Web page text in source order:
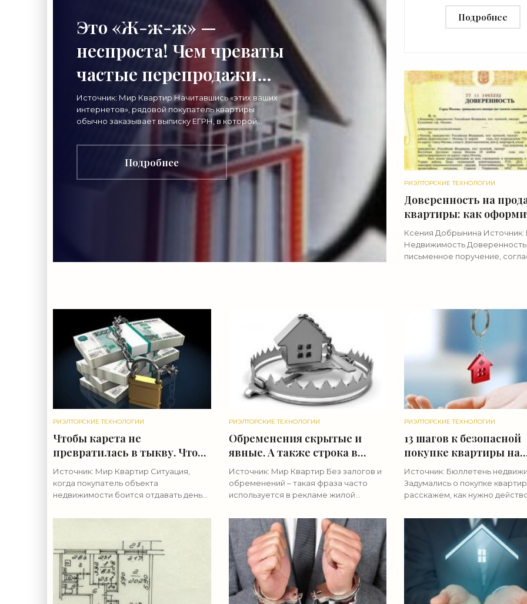
Это «Ж-ж-ж» —
неспроста! Чем чреваты
частые перепродажи
приобретаемой
квартиры -
«Риэлторские
технологии»
Источник: Мир Квартир Начитавшись «этих ваших
интернетов», рядовой покупатель квартиры
обычно заказывает выписку ЕГРН, в которой
указана вся основная информация, – собственник,
Подробнее
покупке квартиры
«Риэлторские
Подробнее
РИЭЛТОРСКИЕ ТЕХНОЛОГИИ
Доверенность на
квартиры: как
какую - «Риэлторские
технологии»
Ксения Добрынина Источник:
Недвижимость
письменное поручение,
РИЭЛТОРСКИЕ ТЕХНОЛОГИИ
Чтобы карета не
превратилась в тыкву. Что
такое аккредитив и как он
помогает обезопасить
передачу денег при сделке -
Источник: Мир Квартир Ситуация,
когда покупатель объекта
недвижимости боится отдавать деньги
хочет подписывать документы, пока не
РИЭЛТОРСКИЕ ТЕХНОЛОГИИ
Обременения скрытые и
явные. А также строка в
договоре, которая позволяет
покупателю не платить -
«Риэлторские технологии»
Источник: Мир Квартир Без залогов и
обременений – такая фраза часто
используется в рекламе жилой
И квартира действительно может
казаться абсолютно «чистой», судя
РИЭЛТОРСКИЕ ТЕХНОЛОГИИ
13 шагов к безопасной
покупке квартиры на
вторичном рынке -
«Риэлторские
Источник: Бюллетень
Задумались о покупке
расскажем, как нужно
недвижимость
помощью риэлтора, – вы всё